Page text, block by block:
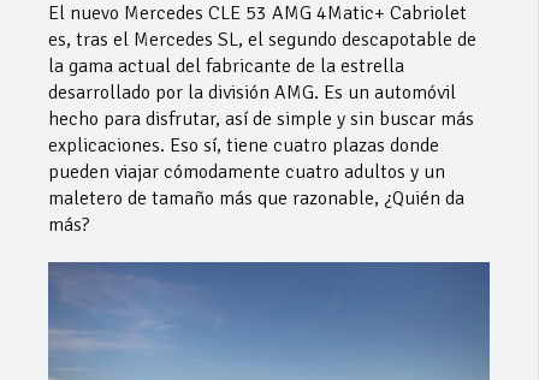
El nuevo Mercedes CLE 53 AMG 4Matic+ Cabriolet
es, tras el Mercedes SL, el segundo descapotable de
la gama actual del fabricante de la estrella
desarrollado por la división AMG. Es un automóvil
hecho para disfrutar, así de simple y sin buscar más
explicaciones. Eso sí, tiene cuatro plazas donde
pueden viajar cómodamente cuatro adultos y un
maletero de tamaño más que razonable, ¿Quién da
más?